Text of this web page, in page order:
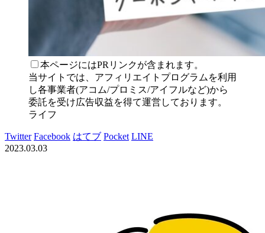
本ページにはPRリンクが含まれます。
当サイトでは、アフィリエイトプログラムを利用
し各事業者(アコム/プロミス/アイフルなど)から
委託を受け広告収益を得て運営しております。
ライフ
Twitter Facebook はてブ Pocket LINE
2023.03.03